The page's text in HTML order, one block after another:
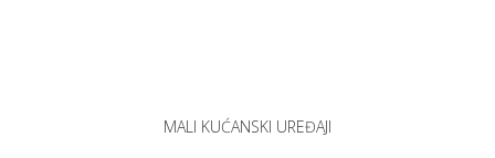
MALI KUĆANSKI UREĐAJI